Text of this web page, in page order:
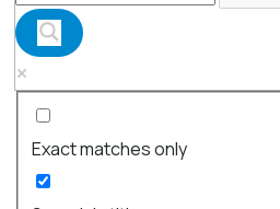
Exact matches only